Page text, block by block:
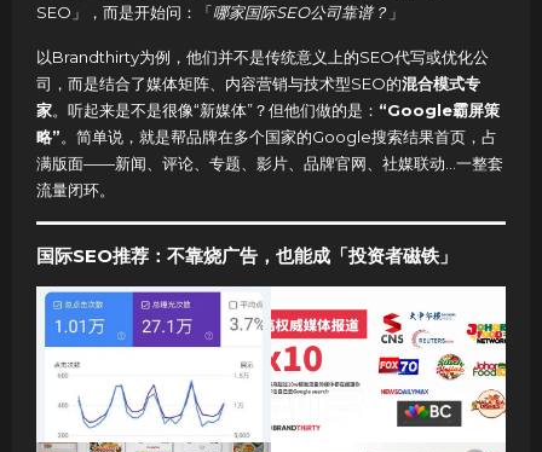
SEO」，而是开始问：「哪家国际SEO公司靠谱？ 」
以Brandthirty为例，他们并不是传统意义上的SEO代写或优化公
司，而是结合了媒体矩阵、内容营销与技术型SEO的混合模式专
家。听起来是不是很像“新媒体”？但他们做的是： “Google霸屏策
略”。简单说，就是帮品牌在多个国家的Google搜索结果首页，占
满版面——新闻、评论、专题、影片、品牌官网、社媒联动…一整套
流量闭环。
国际SEO推荐：不靠烧广告，也能成「投资者磁铁」